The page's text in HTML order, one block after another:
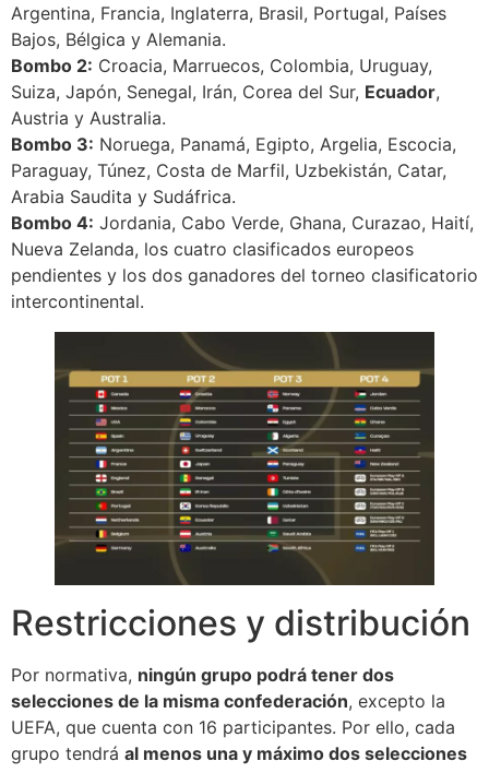
Argentina, Francia, Inglaterra, Brasil, Portugal, Países
Bajos, Bélgica y Alemania.
Bombo 2: Croacia, Marruecos, Colombia, Uruguay,
Suiza, Japón, Senegal, Irán, Corea del Sur, Ecuador,
Austria y Australia.
Bombo 3: Noruega, Panamá, Egipto, Argelia, Escocia,
Paraguay, Túnez, Costa de Marfil, Uzbekistán, Catar,
Arabia Saudita y Sudáfrica.
Bombo 4: Jordania, Cabo Verde, Ghana, Curazao, Haití,
Nueva Zelanda, los cuatro clasificados europeos
pendientes y los dos ganadores del torneo clasificatorio
intercontinental.
Restricciones y distribución
Por normativa, ningún grupo podrá tener dos
selecciones de la misma confederación, excepto la
UEFA, que cuenta con 16 participantes. Por ello, cada
grupo tendrá al menos una y máximo dos selecciones